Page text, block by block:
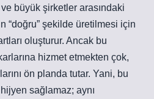
büyük şirketler arasındaki
“doğru” şekilde üretilmesi için
oluşturur. Ancak bu
hizmet etmekten çok,
ön planda tutar. Yani, bu
sağlamaz; aynı